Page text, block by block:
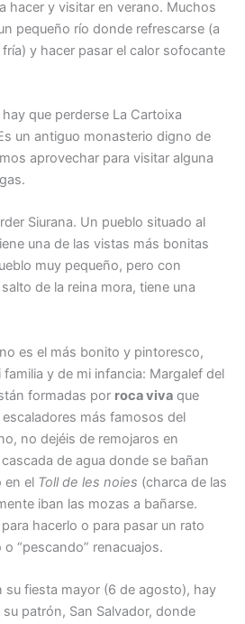
hacer y visitar en verano. Muchos
pequeño río donde refrescarse (a
y hacer pasar el calor sofocante
que perderse La Cartoixa
un antiguo monasterio digno de
aprovechar para visitar alguna
Siurana. Un pueblo situado al
una de las vistas más bonitas
muy pequeño, pero con
de la reina mora, tiene una
es el más bonito y pintoresco,
y de mi infancia: Margalef del
formadas por roca viva que
más famosos del
no dejéis de remojaros en
de agua donde se bañan
en el Toll de les noies (charca de las
iban las mozas a bañarse.
hacerlo o para pasar un rato
“pescando” renacuajos.
su fiesta mayor (6 de agosto), hay
patrón, San Salvador, donde